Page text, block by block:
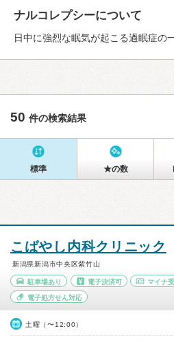
ナルコレプシーについて
日中に強烈な眠気が起こる過眠症の
50 件の検索結果
標準 ★の数
こばやし内科クリニック
新潟県新潟市中央区紫竹山
駐車場あり 電子決済可 マイナ
電子処方せん対応
土曜（〜12:00）